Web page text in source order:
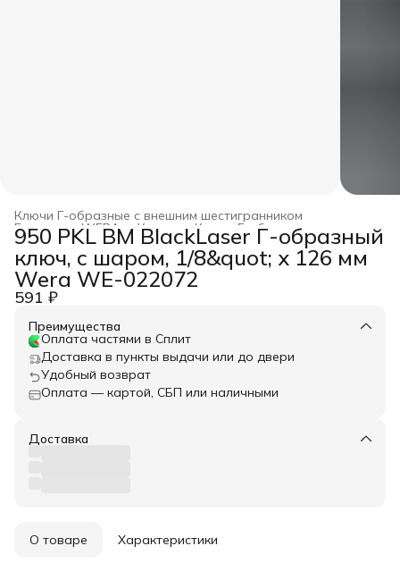
Ключи Г-образные с внешним шестигранником
Ключи Г-образные
Ключи ›
WERA ›
Главная ›
950 PKL BM BlackLaser Г-образный
ключ, с шаром, 1/8&quot; x 126 мм
Wera WE-022072
591 ₽
Преимущества
Оплата частями в Сплит
Доставка в пункты выдачи или до двери
Удобный возврат
Оплата — картой, СБП или наличными
Доставка
О товаре Характеристики